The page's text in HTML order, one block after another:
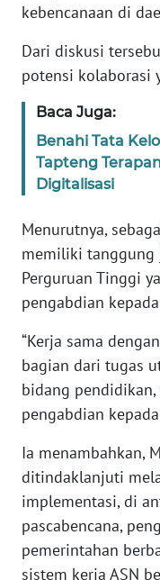
kebencanaan di
Dari diskusi
potensi kolaborasi
Baca Juga:
Benahi Tata
Tapteng
Digitalisasi
Menurutnya,
memiliki tanggung
Perguruan Tinggi
pengabdian
“Kerja sama
bagian dari tugas
bidang
pengabdian
Ia menambahkan,
ditindaklanjuti
implementasi, di
pascabencana,
pemerintahan
sistem kerja ASN
WN
NTB
SULTENG
WN
SULBAR
WN
WN
SUMBAR
WN
SUMSEL
WN
LAMPUNG
WN
JATENG